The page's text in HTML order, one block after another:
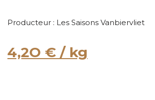
Producteur : Les Saisons Vanbiervliet
4,2O € / kg